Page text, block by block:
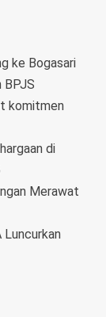
ke Bogasari
BPJS
komitmen
di
Merawat
Luncurkan